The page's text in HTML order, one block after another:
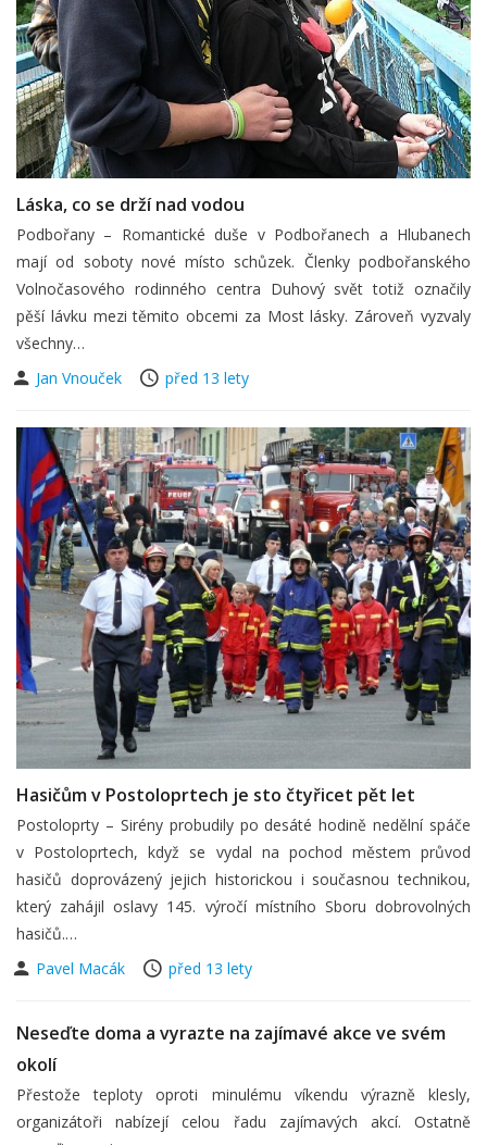
Láska, co se drží nad vodou
Podbořany – Romantické duše v Podbořanech a Hlubanech
mají od soboty nové místo schůzek. Členky podbořanského
Volnočasového rodinného centra Duhový svět totiž označily
pěší lávku mezi těmito obcemi za Most lásky. Zároveň vyzvaly
všechny…
Jan Vnouček
před 13 lety
Hasičům v Postoloprtech je sto čtyřicet pět let
Postoloprty – Sirény probudily po desáté hodině nedělní spáče
v Postoloprtech, když se vydal na pochod městem průvod
hasičů doprovázený jejich historickou i současnou technikou,
který zahájil oslavy 145. výročí místního Sboru dobrovolných
hasičů.…
Pavel Macák
před 13 lety
Neseďte doma a vyrazte na zajímavé akce ve svém
okolí
Přestože teploty oproti minulému víkendu výrazně klesly,
organizátoři nabízejí celou řadu zajímavých akcí. Ostatně